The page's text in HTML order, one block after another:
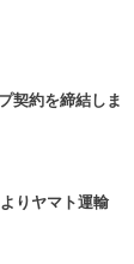
契約を締結しま
りヤマト運輸